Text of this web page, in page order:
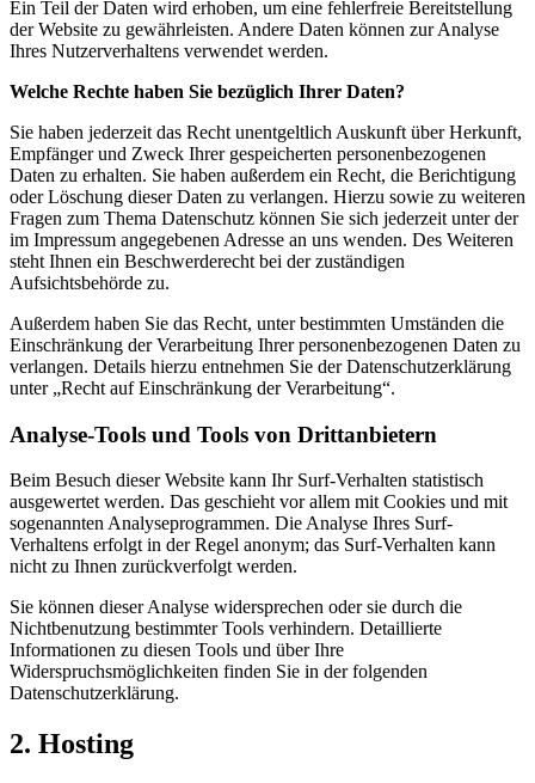
Ein Teil der Daten wird erhoben, um eine fehlerfreie Bereitstellung
der Website zu gewährleisten. Andere Daten können zur Analyse
Ihres Nutzerverhaltens verwendet werden.
Welche Rechte haben Sie bezüglich Ihrer Daten?
Sie haben jederzeit das Recht unentgeltlich Auskunft über Herkunft,
Empfänger und Zweck Ihrer gespeicherten personenbezogenen
Daten zu erhalten. Sie haben außerdem ein Recht, die Berichtigung
oder Löschung dieser Daten zu verlangen. Hierzu sowie zu weiteren
Fragen zum Thema Datenschutz können Sie sich jederzeit unter der
im Impressum angegebenen Adresse an uns wenden. Des Weiteren
steht Ihnen ein Beschwerderecht bei der zuständigen
Aufsichtsbehörde zu.
Außerdem haben Sie das Recht, unter bestimmten Umständen die
Einschränkung der Verarbeitung Ihrer personenbezogenen Daten zu
verlangen. Details hierzu entnehmen Sie der Datenschutzerklärung
unter „Recht auf Einschränkung der Verarbeitung“.
Analyse-Tools und Tools von Drittanbietern
Beim Besuch dieser Website kann Ihr Surf-Verhalten statistisch
ausgewertet werden. Das geschieht vor allem mit Cookies und mit
sogenannten Analyseprogrammen. Die Analyse Ihres Surf-
Verhaltens erfolgt in der Regel anonym; das Surf-Verhalten kann
nicht zu Ihnen zurückverfolgt werden.
Sie können dieser Analyse widersprechen oder sie durch die
Nichtbenutzung bestimmter Tools verhindern. Detaillierte
Informationen zu diesen Tools und über Ihre
Widerspruchsmöglichkeiten finden Sie in der folgenden
Datenschutzerklärung.
2. Hosting